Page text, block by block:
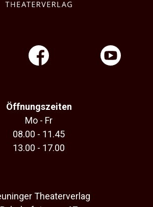
Öffnungszeiten
Mo - Fr
08.00 - 11.45
13.00 - 17.00
Theaterverlag